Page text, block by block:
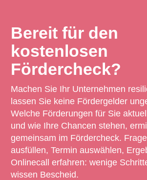
Bereit für den
kostenlosen
Fördercheck?
Machen Sie Ihr Unternehmen
lassen Sie keine Fördergelder
Welche Förderungen für Sie
und wie Ihre Chancen stehen,
gemeinsam im Fördercheck.
ausfüllen, Termin auswählen,
Onlinecall erfahren: wenige
wissen Bescheid.